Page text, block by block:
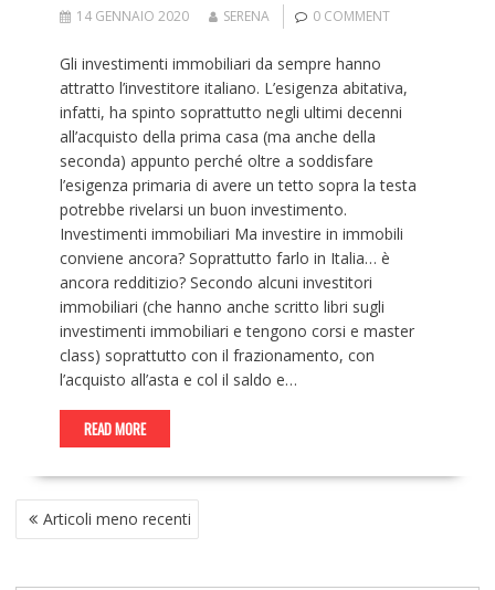
14 GENNAIO 2020 SERENA 0 COMMENT
Gli investimenti immobiliari da sempre hanno
attratto l’investitore italiano. L’esigenza abitativa,
infatti, ha spinto soprattutto negli ultimi decenni
all’acquisto della prima casa (ma anche della
seconda) appunto perché oltre a soddisfare
l’esigenza primaria di avere un tetto sopra la testa
potrebbe rivelarsi un buon investimento.
Investimenti immobiliari Ma investire in immobili
conviene ancora? Soprattutto farlo in Italia… è
ancora redditizio? Secondo alcuni investitori
immobiliari (che hanno anche scritto libri sugli
investimenti immobiliari e tengono corsi e master
class) soprattutto con il frazionamento, con
l’acquisto all’asta e col il saldo e…
READ MORE
NAVIGAZIONE
ARTICOLI
Articoli meno recenti